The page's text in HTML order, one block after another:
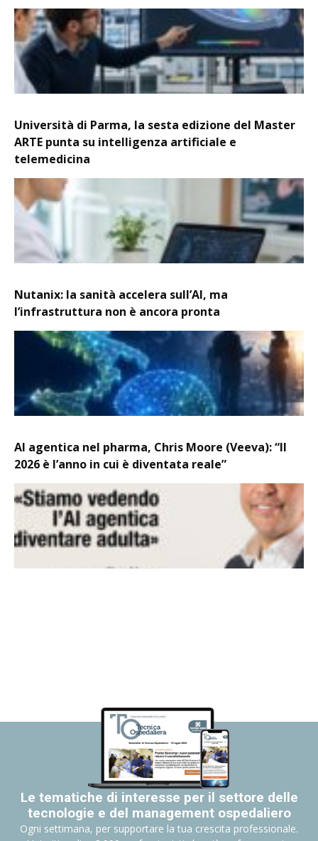
Università di Parma, la sesta edizione del Master
ARTE punta su intelligenza artificiale e
telemedicina
Nutanix: la sanità accelera sull’AI, ma
l’infrastruttura non è ancora pronta
AI agentica nel pharma, Chris Moore (Veeva): “Il
2026 è l’anno in cui è diventata reale”
Le tematiche di interesse per il settore delle
tecnologie e del management ospedaliero
Ogni settimana, per supportare la tua crescita professionale.